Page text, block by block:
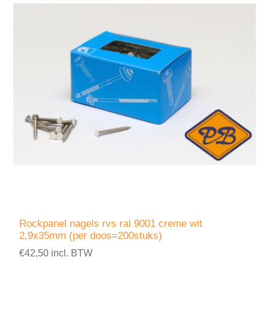
Rockpanel nagels rvs ral 9001 creme wit
2,9x35mm (per doos=200stuks)
€42,50 incl. BTW